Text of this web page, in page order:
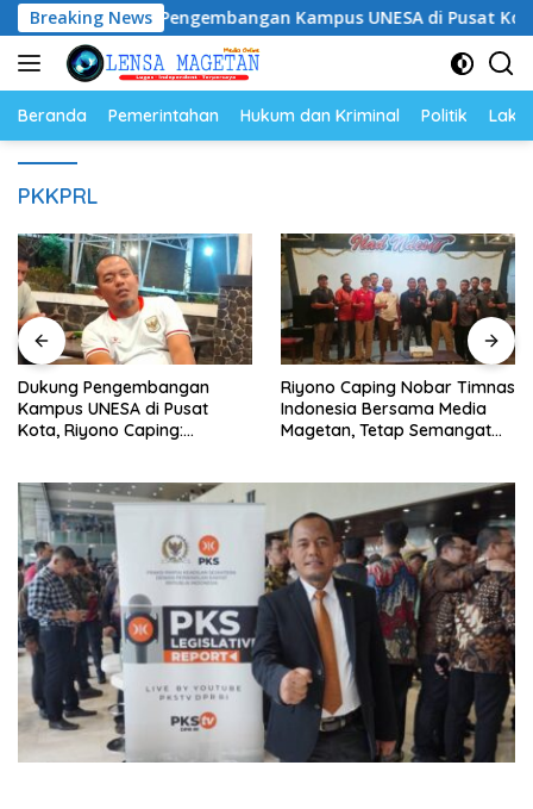
Langsung
ke
konten
Breaking News
Dukung Pengembangan Kampus UNESA di Pusat Kota,
Beranda Pemerintahan Hukum dan Kriminal Politik
PKKPRL
Dukung Pengembangan
Kampus UNESA di Pusat
Kota, Riyono Caping:
Riyono Caping Nobar Timnas
Indonesia Bersama Media
Magetan, Tetap Semangat